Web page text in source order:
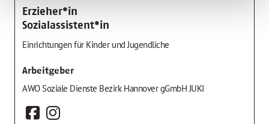
Erzieher*in
Sozialassistent*in
Einrichtungen für Kinder und Jugendliche
Arbeitgeber
AWO Soziale Dienste Bezirk Hannover gGmbH JUKI